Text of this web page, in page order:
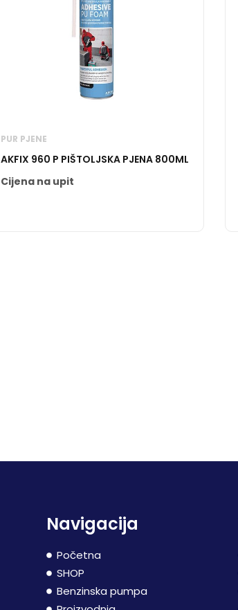
PUR PJENE
AKFIX 960 P PIŠTOLJSKA PJENA 800ML
Cijena na upit
Navigacija
Početna
SHOP
Benzinska pumpa